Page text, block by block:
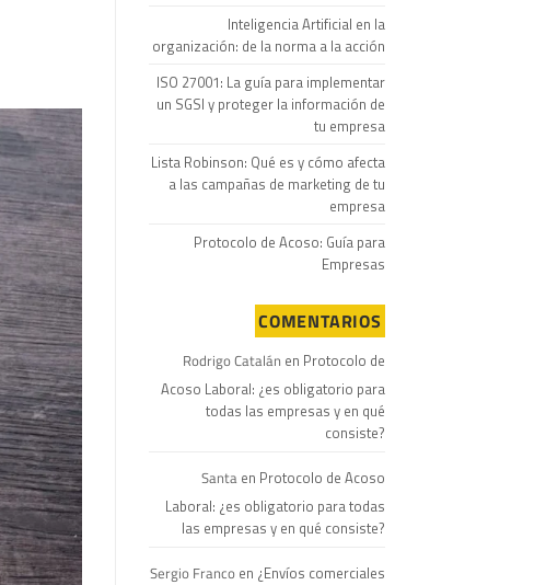
Inteligencia Artificial en la
organización: de la norma a la acción
ISO 27001: La guía para implementar
un SGSI y proteger la información de
tu empresa
Lista Robinson: Qué es y cómo afecta
a las campañas de marketing de tu
empresa
Protocolo de Acoso: Guía para
Empresas
COMENTARIOS
Rodrigo Catalán en Protocolo de
Acoso Laboral: ¿es obligatorio para
todas las empresas y en qué
consiste?
Santa en Protocolo de Acoso
Laboral: ¿es obligatorio para todas
las empresas y en qué consiste?
Sergio Franco en ¿Envíos comerciales